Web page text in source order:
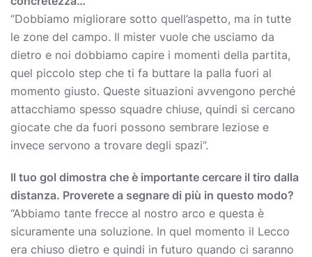
“Dobbiamo migliorare sotto quell’aspetto, ma in tutte
le zone del campo. Il mister vuole che usciamo da
dietro e noi dobbiamo capire i momenti della partita,
quel piccolo step che ti fa buttare la palla fuori al
momento giusto. Queste situazioni avvengono perché
attacchiamo spesso squadre chiuse, quindi si cercano
giocate che da fuori possono sembrare leziose e
invece servono a trovare degli spazi”.
Il tuo gol dimostra che è importante cercare il tiro dalla
distanza. Proverete a segnare di più in questo modo?
“Abbiamo tante frecce al nostro arco e questa è
sicuramente una soluzione. In quel momento il Lecco
era chiuso dietro e quindi in futuro quando ci saranno